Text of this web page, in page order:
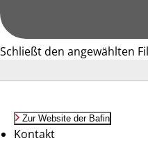
Schließt den angewählten
Zur Website der Bafin
Kontakt